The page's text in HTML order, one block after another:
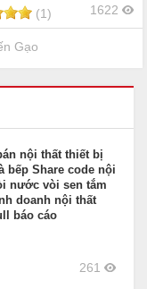
(1) 1622
Gạo
nội thất thiết bị
bếp Share code nội
nước vòi sen tắm
doanh nội thất
báo cáo
261